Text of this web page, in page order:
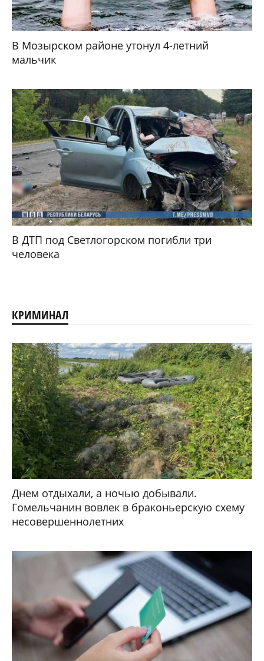
В Мозырском районе утонул 4-летний
мальчик
В ДТП под Светлогорском погибли три
человека
КРИМИНАЛ
Днем отдыхали, а ночью добывали.
Гомельчанин вовлек в браконьерскую схему
несовершеннолетних